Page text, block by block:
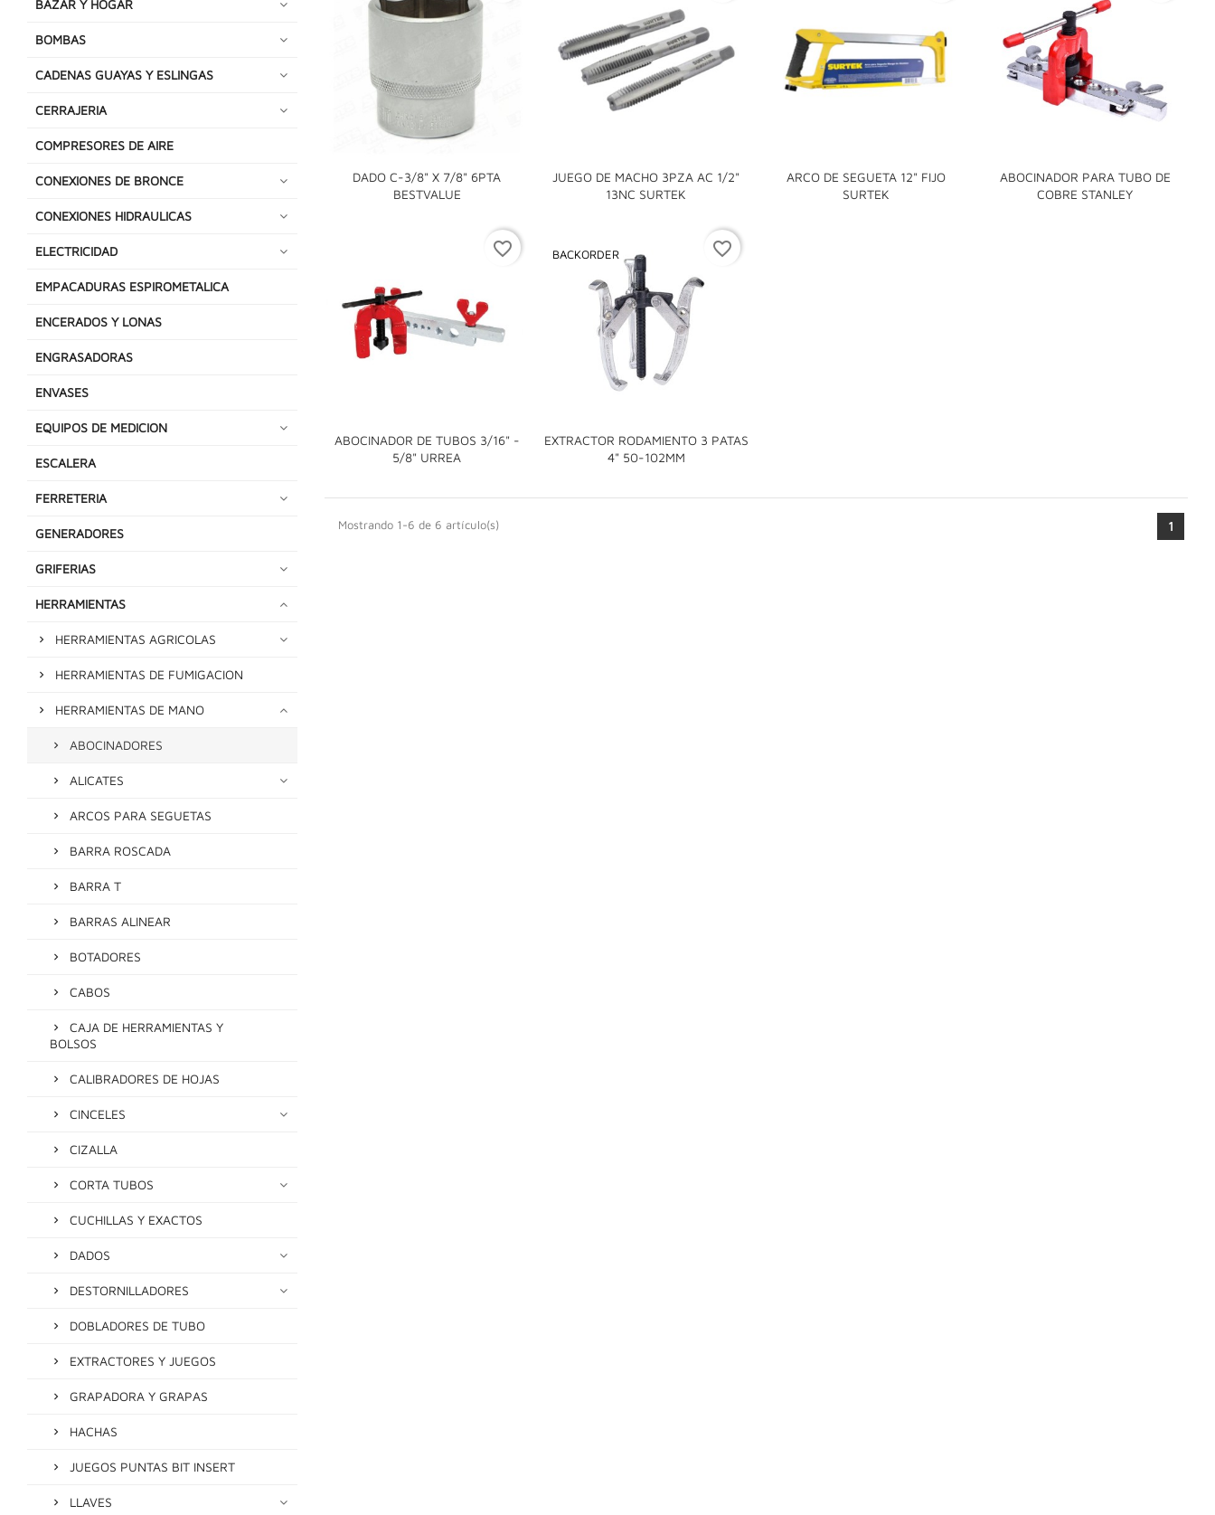
BAZAR Y HOGAR
BOMBAS
CADENAS GUAYAS Y ESLINGAS
CERRAJERIA
COMPRESORES DE AIRE
CONEXIONES DE BRONCE
CONEXIONES HIDRAULICAS
ELECTRICIDAD
EMPACADURAS ESPIROMETALICA
ENCERADOS Y LONAS
ENGRASADORAS
ENVASES
EQUIPOS DE MEDICION
ESCALERA
FERRETERIA
GENERADORES
GRIFERIAS
HERRAMIENTAS
HERRAMIENTAS AGRICOLAS
HERRAMIENTAS DE FUMIGACION
HERRAMIENTAS DE MANO
ABOCINADORES
ALICATES
ARCOS PARA SEGUETAS
BARRA ROSCADA
BARRA T
BARRAS ALINEAR
BOTADORES
CABOS
CAJA DE HERRAMIENTAS Y
BOLSOS
CALIBRADORES DE HOJAS
CINCELES
CIZALLA
CORTA TUBOS
CUCHILLAS Y EXACTOS
DADOS
DESTORNILLADORES
DOBLADORES DE TUBO
EXTRACTORES Y JUEGOS
GRAPADORA Y GRAPAS
HACHAS
JUEGOS PUNTAS BIT INSERT
LLAVES
DADO C-3/8" X 7/8" 6PTA
BESTVALUE

JUEGO DE MACHO 3PZA AC 1/2"
13NC SURTEK

ARCO DE SEGUETA 12" FIJO
SURTEK

ABOCINADOR PARA TUBO DE
COBRE STANLEY

ABOCINADOR DE TUBOS 3/16" -
5/8" URREA

favorite_border
EXTRACTOR RODAMIENTO 3 PATAS
4" 50-102MM
BACKORDER

favorite_border
Mostrando 1-6 de 6 artículo(s) 1